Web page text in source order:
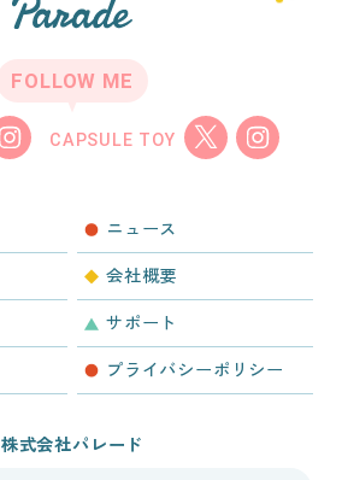
FOLLOW ME
CAPSULE TOY
ニュース
会社概要
サポート
プライバシーポリシー
株式会社パレード